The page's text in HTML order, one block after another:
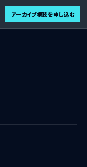
アーカイブ視聴を申し込む